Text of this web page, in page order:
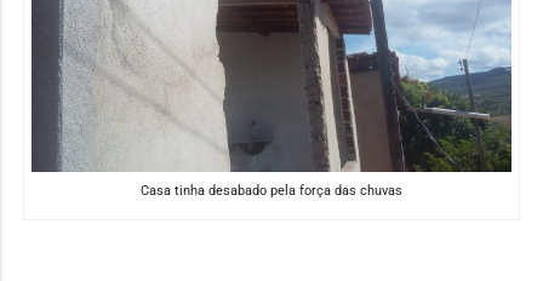
Casa tinha desabado pela força das chuvas